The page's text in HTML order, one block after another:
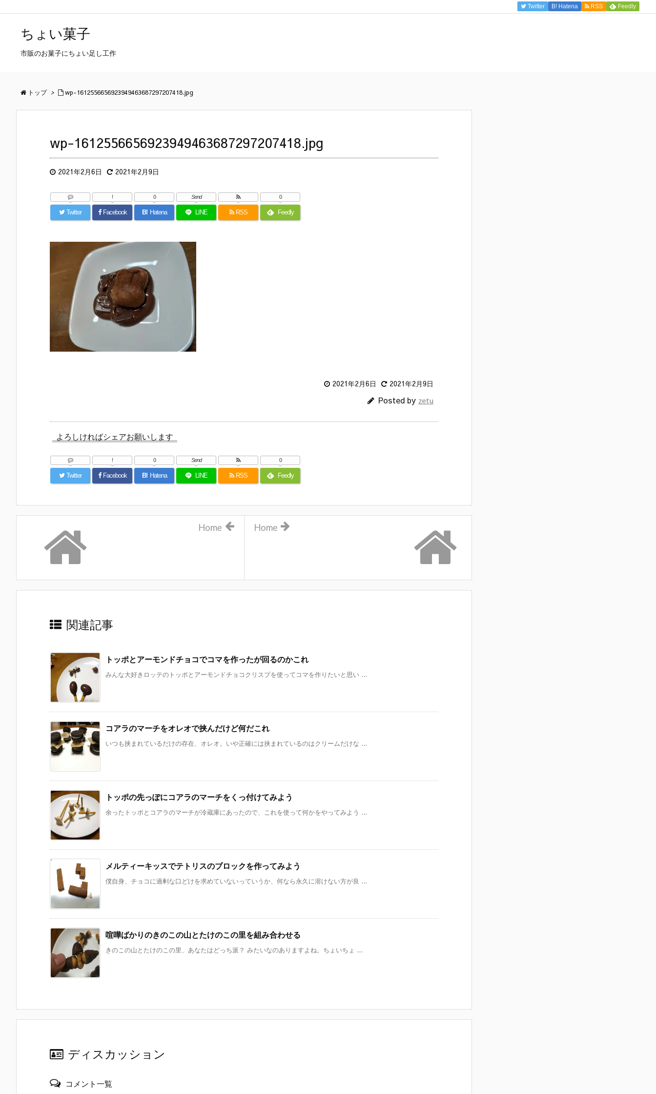
Twitter B! Hatena RSS Feedly
ちょい菓子
市販のお菓子にちょい足し工作
トップ > wp-1612556656923949463687297207418.jpg
wp-1612556656923949463687297207418.jpg
2021年2月6日 2021年2月9日
Twitter Facebook
!
B! Hatena
0
LINE
Send
RSS Feedly
0
2021年2月6日 2021年2月9日
Posted by zetu
よろしければシェアお願いします
Twitter Facebook
!
B! Hatena
0
LINE
Send
RSS Feedly
0
Home
Home
関連記事
トッポとアーモンドチョコでコマを作ったが回るのかこれ
みんな大好きロッテのトッポとアーモンドチョコクリスプを使ってコマを作りたいと思い ...
コアラのマーチをオレオで挟んだけど何だこれ
いつも挟まれているだけの存在、オレオ。いや正確には挟まれているのはクリームだけな ...
トッポの先っぽにコアラのマーチをくっ付けてみよう
余ったトッポとコアラのマーチが冷蔵庫にあったので、これを使って何かをやってみよう ...
メルティーキッスでテトリスのブロックを作ってみよう
僕自身、チョコに過剰な口どけを求めていないっていうか、何なら永久に溶けない方が良 ...
喧嘩ばかりのきのこの山とたけのこの里を組み合わせる
きのこの山とたけのこの里、あなたはどっち派？ みたいなのありますよね。ちょいちょ ...
ディスカッション
コメント一覧